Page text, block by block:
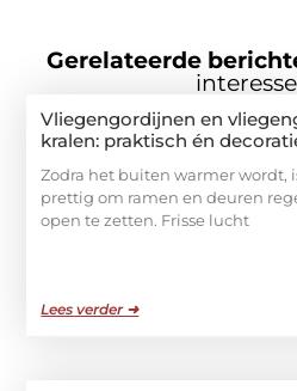
Gerelateerde
Vliegengordijnen en
kralen: praktisch én
Zodra het buiten warmer wordt,
prettig om ramen en deuren
open te zetten. Frisse lucht
Lees verder ➜